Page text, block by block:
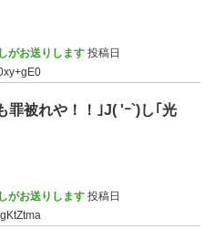
がお送りします 投稿日
罪被れや！！｣J( 'ｰ`)し｢光
がお送りします 投稿日